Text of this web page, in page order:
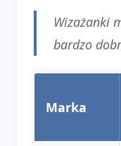
Wizażanki
bardzo
Marka